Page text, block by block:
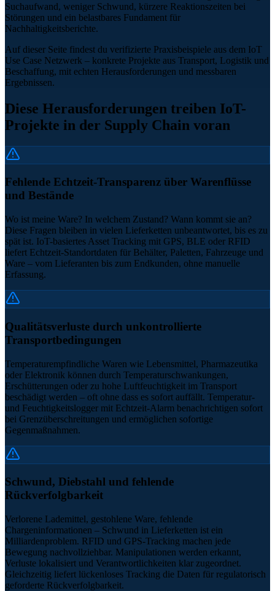
Suchaufwand, weniger Schwund, kürzere Reaktionszeiten bei
Störungen und ein belastbares Fundament für
Nachhaltigkeitsberichte.
Auf dieser Seite findest du verifizierte Praxisbeispiele aus dem IoT
Use Case Netzwerk – konkrete Projekte aus Transport, Logistik und
Beschaffung, mit echten Herausforderungen und messbaren
Ergebnissen.
Diese Herausforderungen treiben IoT-
Projekte in der Supply Chain voran
Fehlende Echtzeit-Transparenz über Warenflüsse
und Bestände
Wo ist meine Ware? In welchem Zustand? Wann kommt sie an?
Diese Fragen bleiben in vielen Lieferketten unbeantwortet, bis es zu
spät ist. IoT-basiertes Asset Tracking mit GPS, BLE oder RFID
liefert Echtzeit-Standortdaten für Behälter, Paletten, Fahrzeuge und
Ware – vom Lieferanten bis zum Endkunden, ohne manuelle
Erfassung.
Qualitätsverluste durch unkontrollierte
Transportbedingungen
Temperaturempfindliche Waren wie Lebensmittel, Pharmazeutika
oder Elektronik können durch Temperaturschwankungen,
Erschütterungen oder zu hohe Luftfeuchtigkeit im Transport
beschädigt werden – oft ohne dass es sofort auffällt. Temperatur-
und Feuchtigkeitslogger mit Echtzeit-Alarm benachrichtigen sofort
bei Grenzüberschreitungen und ermöglichen sofortige
Gegenmaßnahmen.
Schwund, Diebstahl und fehlende
Rückverfolgbarkeit
Verlorene Lademittel, gestohlene Ware, fehlende
Chargeninformationen – Schwund in Lieferketten ist ein
Milliardenproblem. RFID und GPS-Tracking machen jede
Bewegung nachvollziehbar. Manipulationen werden erkannt,
Verluste lokalisiert und Verantwortlichkeiten klar zugeordnet.
Gleichzeitig liefert lückenloses Tracking die Daten für regulatorisch
geforderte Rückverfolgbarkeit.